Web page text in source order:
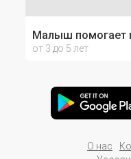
Малыш помогает
от 3 до 5 лет
О нас